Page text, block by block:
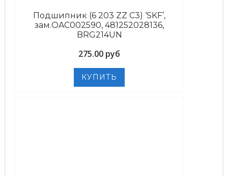
Подшипник (6 203 ZZ C3) ‘SKF’,
зам.OAC002590, 481252028136,
BRG214UN
275.00 руб